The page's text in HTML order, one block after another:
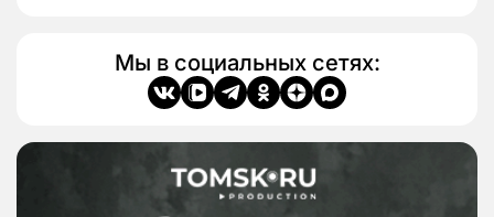
Мы в социальных сетях: